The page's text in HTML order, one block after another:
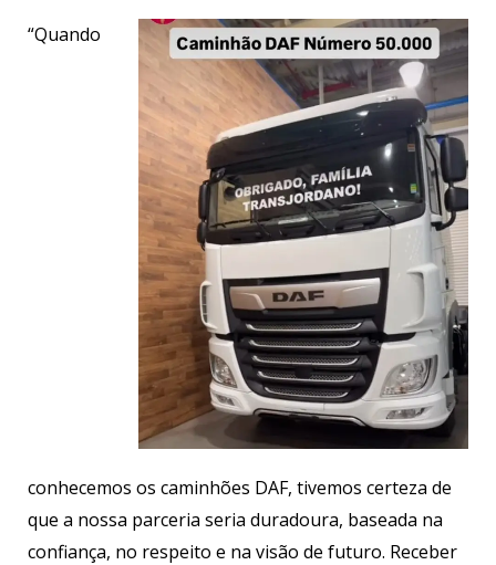
“Quando
conhecemos os caminhões DAF, tivemos certeza de
que a nossa parceria seria duradoura, baseada na
confiança, no respeito e na visão de futuro. Receber